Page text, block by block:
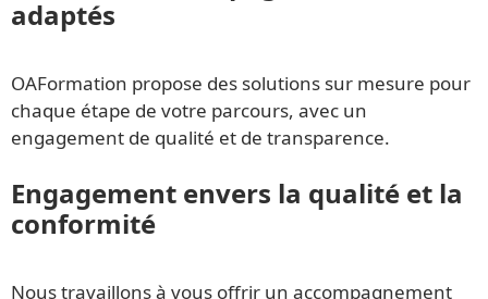
adaptés
OAFormation propose des solutions sur mesure pour
chaque étape de votre parcours, avec un
engagement de qualité et de transparence.
Engagement envers la qualité et la
conformité
Nous travaillons à vous offrir un accompagnement